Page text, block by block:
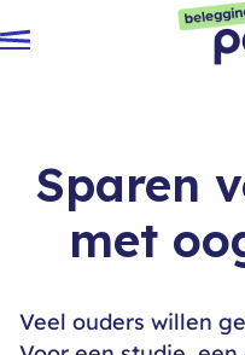
Sparen
met
Veel ouders willen